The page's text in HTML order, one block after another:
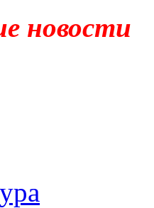
новости